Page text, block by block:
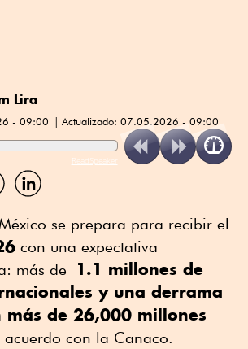
Lira
- 09:00 Actualizado: 07.05.2026 - 09:00
ReadSpeaker
Compartir
por
se prepara para recibir el
con una expectativa
más de
1.1 millones de
y una derrama
más de 26,000 millones
acuerdo con la Canaco.